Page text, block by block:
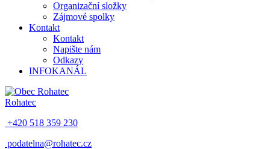
Organizační složky
Zájmové spolky
Kontakt
Kontakt
Napište nám
Odkazy
INFOKANÁL
Rohatec
+420 518 359 230
podatelna@rohatec.cz